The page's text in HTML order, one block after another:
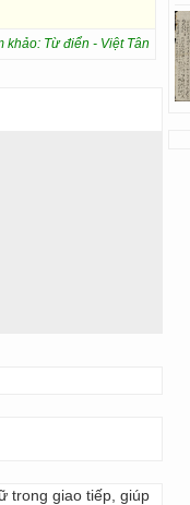
khảo: Từ điển - Việt Tân
trong giao tiếp, giúp